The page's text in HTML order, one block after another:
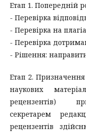
Етап 1. Попередній
- Перевірка
- Перевірка на
- Перевірка
- Рішення:
Етап 2.
наукових
рецензентів)
секретарем
рецензентів